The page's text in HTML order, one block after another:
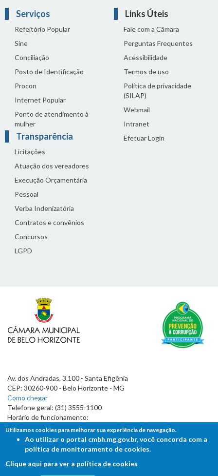
Serviços
Refeitório Popular
Sine
Conciliação
Posto de Identificação
Procon
Internet Popular
Ponto de atendimento à
mulher
Transparência
Licitações
Atuação dos vereadores
Execução Orçamentária
Pessoal
Verba Indenizatória
Contratos e convênios
Concursos
LGPD
Links Úteis
Fale com a Câmara
Perguntas Frequentes
Acessibilidade
Termos de uso
Política de privacidade
(SILAP)
Webmail
Intranet
Efetuar Login
Av. dos Andradas, 3.100 - Santa Efigênia
CEP: 30260-900 - Belo Horizonte - MG
Como chegar
Telefone geral: (31) 3555-1100
Horário de funcionamento:
7h às 19h
Utilizamos cookies para melhorar sua experiência de navegação.
Ao utilizar o portal cmbh.mg.gov.br, você concorda com a
política de monitoramento de cookies.
Clique aqui para ver a política de cookies